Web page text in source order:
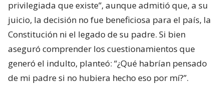
privilegiada que existe”, aunque admitió que, a su
juicio, la decisión no fue beneficiosa para el país, la
Constitución ni el legado de su padre. Si bien
aseguró comprender los cuestionamientos que
generó el indulto, planteó: “¿Qué habrían pensado
de mi padre si no hubiera hecho eso por mí?”.